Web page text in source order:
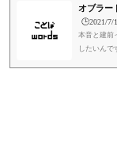
オブラー
🕒️2021/7/
本音と建前
したいんで